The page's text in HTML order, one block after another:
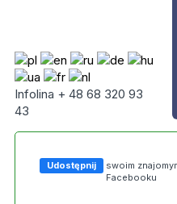
Infolina + 48 68 320 93
43
Udostępnij
swoim
Facebooku